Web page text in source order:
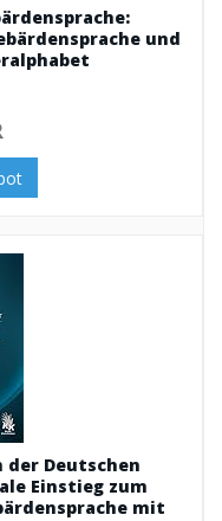
und
der Deutschen
Einstieg zum
mit